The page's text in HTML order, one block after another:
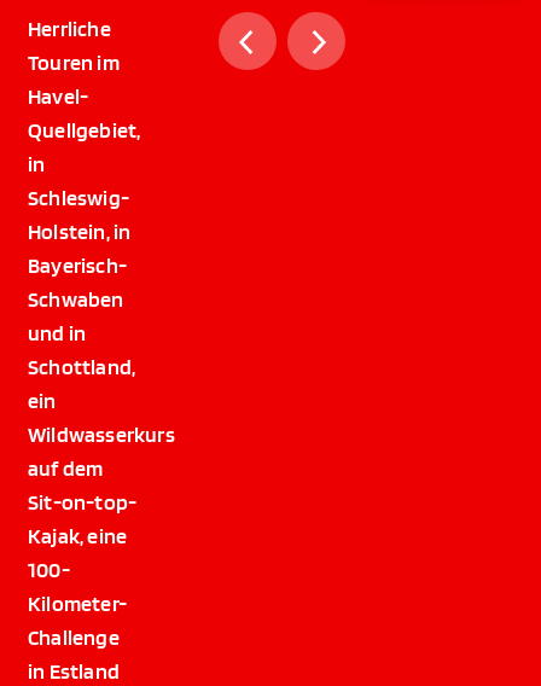
Herrliche
Touren im
Havel-
Quellgebiet,
in
Schleswig-
Holstein, in
Bayerisch-
Schwaben
und in
Schottland,
ein
Wildwasserkurs
auf dem
Sit-on-top-
Kajak, eine
100-
Kilometer-
Challenge
in Estland